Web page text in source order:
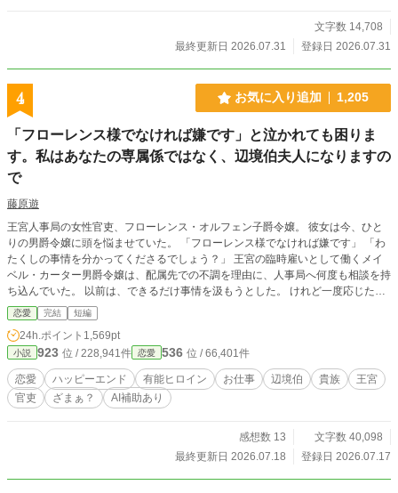
名を功績として記録に刻むこと。そして、誰か一人の一存では二度と潰せない仕
オドールと、働き方も、その先の関係も、自分たちで選び直していく。 全7話・
完結。ざまぁと職業的名誉回復、そして相互尊重のハッピーエンドです。
文字数 14,708
最終更新日 2026.07.31
登録日 2026.07.31
4 お気に入り追加 1,205
「フローレンス様でなければ嫌です」と泣かれても困りま
す。私はあなたの専属係ではなく、辺境伯夫人になりますの
で
藤原遊
王宮人事局の女性官吏、フローレンス・オルフェン子爵令嬢。 彼女は今、ひと
りの男爵令嬢に頭を悩ませていた。 「フローレンス様でなければ嫌です」 「わ
たくしの事情を分かってくださるでしょう？」 王宮の臨時雇いとして働くメイ
ベル・カーター男爵令嬢は、配属先での不調を理由に、人事局へ何度も相談を持
ち込んでいた。 以前は、できるだけ事情を汲もうとした。 けれど一度応じた善
意は、次の要求に変わった。 だからフローレンスは決めている。 泣かれても、
縋られても、職務の線は越えないと。 そんな彼女の対応を、偶然目にした男が
いた。 国境軍を預かる高位貴族、アルバート・ヴァルクレスト辺境伯。 美貌と
軍権を持ちながら、紹介もない令嬢には視線すら向けない冷徹な男。 その彼
が、淡々と職務を果たすフローレンスには、なぜか興味を示してきて――。 王
宮人事局から始まる、線引き上手な子爵令嬢と冷徹辺境伯の恋のお話。
恋愛 完結 短編
24h.ポイント 1,569pt
小説 923 位 / 228,941件 恋愛 536 位 / 66,401件
恋愛 ハッピーエンド 有能ヒロイン お仕事 辺境伯 貴族
王宮
官吏
ざまぁ？ AI補助あり
感想数 13
文字数 40,098
最終更新日 2026.07.18
登録日 2026.07.17